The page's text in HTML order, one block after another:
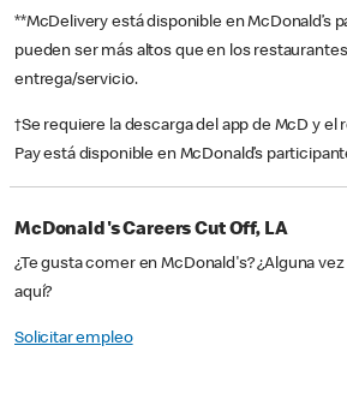
**McDelivery está disponible en McDonald’s
pueden ser más altos que en los
entrega/servicio.
†Se requiere la descarga del app de McD y el
Pay está disponible en McDonald’s
McDonald's Careers Cut Off, LA
¿Te gusta comer en McDonald's? ¿Alguna
aquí?
Solicitar empleo